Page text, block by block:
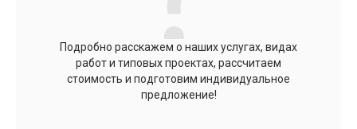
Подробно расскажем о наших услугах, видах
работ и типовых проектах, рассчитаем
стоимость и подготовим индивидуальное
предложение!